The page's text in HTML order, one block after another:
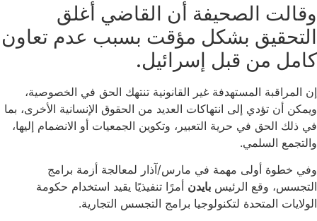
وقالت الصحيفة أن القاضي أغلق
التحقيق بشكل مؤقت بسبب عدم تعاون
كامل من قبل إسرائيل.
إن المراقبة المستهدفة غير القانونية تنتهك الحق في الخصوصية،
ويمكن أن تؤدي إلى انتهاكات العديد من الحقوق الإنسانية الأخرى، بما
في ذلك الحق في حرية التعبير، وتكوين الجمعيات أو الانضمام إليها،
والتجمع السلمي.
وفي خطوة أولى مهمة في مارس/آذار لمعالجة أزمة برامج
التجسس، وقع الرئيس بايدن أمرًا تنفيذيًا يقيد استخدام حكومة
الولايات المتحدة لتكنولوجيا برامج التجسس التجارية.